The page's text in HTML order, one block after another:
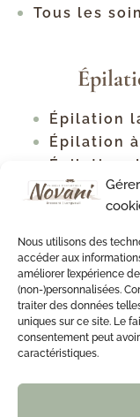
Nous utilisons des
accéder aux
améliorer l’expérience
(non-)personnalisées.
traiter des données
uniques sur ce site. Le
consentement peut
caractéristiques.
Tous les
Épilation
Épilation
Épilation
Tous les
Soins du
Soin du
Soin du